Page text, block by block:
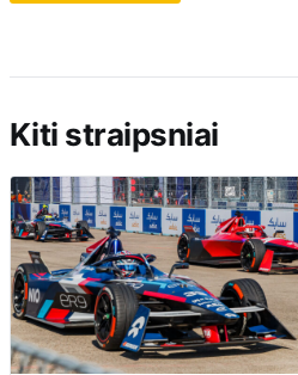
Kiti straipsniai